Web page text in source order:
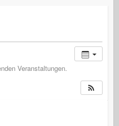
Veranstaltungen.